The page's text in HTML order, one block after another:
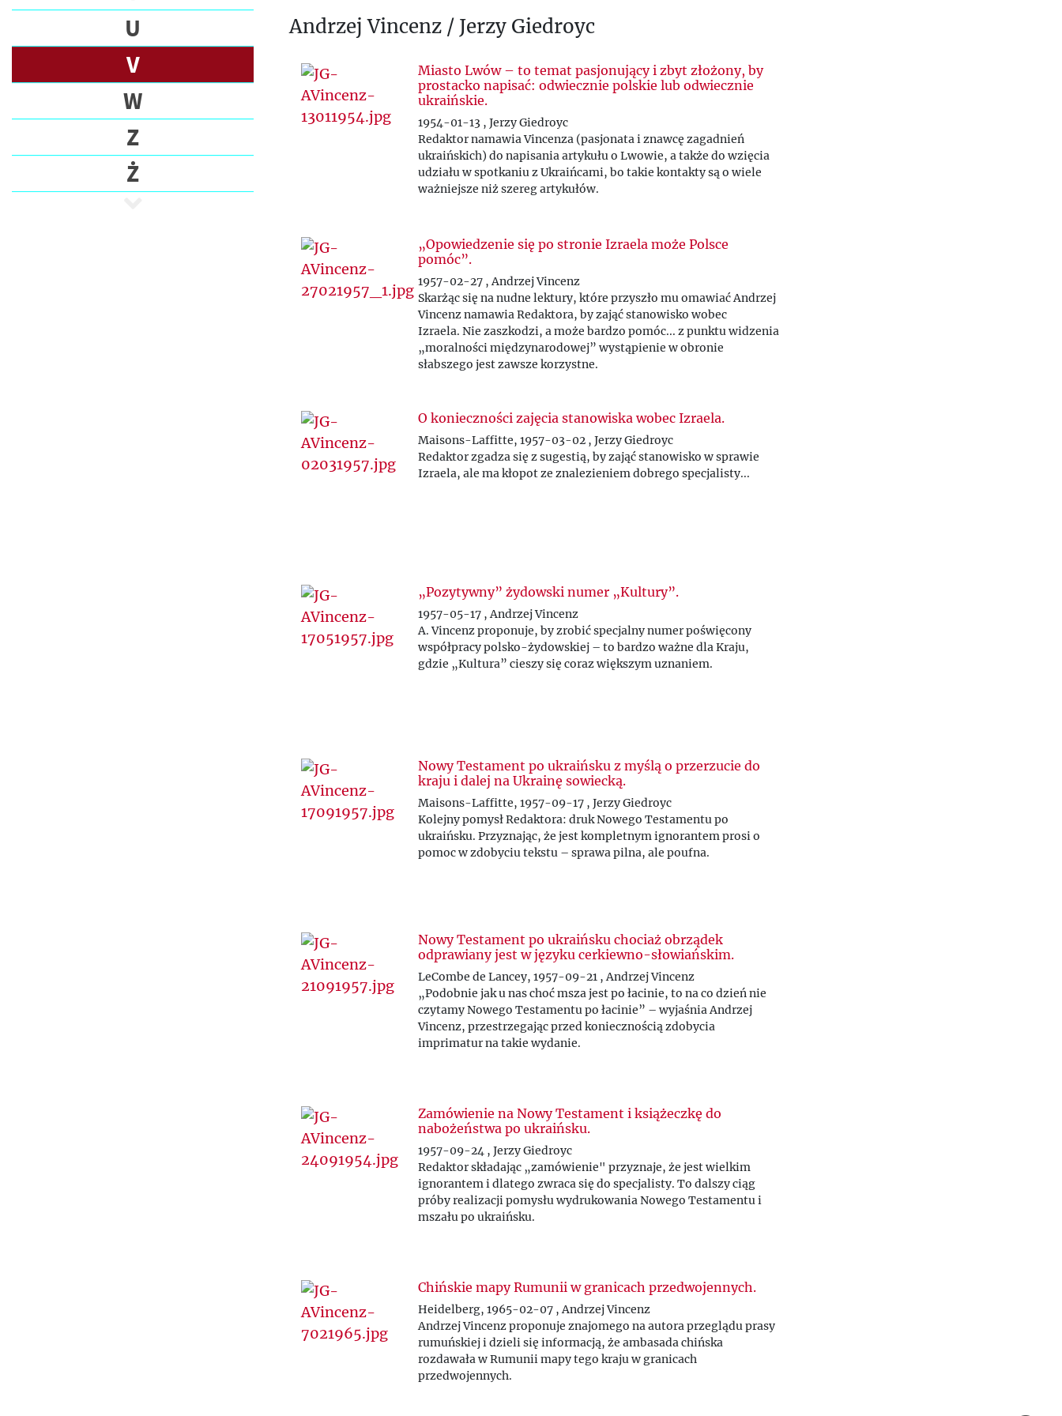
U
V
W
Z
Ż
Andrzej Vincenz / Jerzy Giedroyc
Miasto Lwów – to temat pasjonujący i zbyt złożony, by
prostacko napisać: odwiecznie polskie lub odwiecznie
ukraińskie.
1954-01-13 , Jerzy Giedroyc
Redaktor namawia Vincenza (pasjonata i znawcę zagadnień
ukraińskich) do napisania artykułu o Lwowie, a także do wzięcia
udziału w spotkaniu z Ukraińcami, bo takie kontakty są o wiele
ważniejsze niż szereg artykułów.
„Opowiedzenie się po stronie Izraela może Polsce
pomóc”.
1957-02-27 , Andrzej Vincenz
Skarżąc się na nudne lektury, które przyszło mu omawiać Andrzej
Vincenz namawia Redaktora, by zająć stanowisko wobec
Izraela. Nie zaszkodzi, a może bardzo pomóc... z punktu widzenia
„moralności międzynarodowej” wystąpienie w obronie
słabszego jest zawsze korzystne.
O konieczności zajęcia stanowiska wobec Izraela.
Maisons-Laffitte, 1957-03-02 , Jerzy Giedroyc
Redaktor zgadza się z sugestią, by zająć stanowisko w sprawie
Izraela, ale ma kłopot ze znalezieniem dobrego specjalisty...
„Pozytywny” żydowski numer „Kultury”.
1957-05-17 , Andrzej Vincenz
A. Vincenz proponuje, by zrobić specjalny numer poświęcony
współpracy polsko-żydowskiej – to bardzo ważne dla Kraju,
gdzie „Kultura” cieszy się coraz większym uznaniem.
Nowy Testament po ukraińsku z myślą o przerzucie do
kraju i dalej na Ukrainę sowiecką.
Maisons-Laffitte, 1957-09-17 , Jerzy Giedroyc
Kolejny pomysł Redaktora: druk Nowego Testamentu po
ukraińsku. Przyznając, że jest kompletnym ignorantem prosi o
pomoc w zdobyciu tekstu – sprawa pilna, ale poufna.
Nowy Testament po ukraińsku chociaż obrządek
odprawiany jest w języku cerkiewno-słowiańskim.
LeCombe de Lancey, 1957-09-21 , Andrzej Vincenz
„Podobnie jak u nas choć msza jest po łacinie, to na co dzień nie
czytamy Nowego Testamentu po łacinie” – wyjaśnia Andrzej
Vincenz, przestrzegając przed koniecznością zdobycia
imprimatur na takie wydanie.
Zamówienie na Nowy Testament i książeczkę do
nabożeństwa po ukraińsku.
1957-09-24 , Jerzy Giedroyc
Redaktor składając „zamówienie" przyznaje, że jest wielkim
ignorantem i dlatego zwraca się do specjalisty. To dalszy ciąg
próby realizacji pomysłu wydrukowania Nowego Testamentu i
mszału po ukraińsku.
Chińskie mapy Rumunii w granicach przedwojennych.
Heidelberg, 1965-02-07 , Andrzej Vincenz
Andrzej Vincenz proponuje znajomego na autora przeglądu prasy
rumuńskiej i dzieli się informacją, że ambasada chińska
rozdawała w Rumunii mapy tego kraju w granicach
przedwojennych.